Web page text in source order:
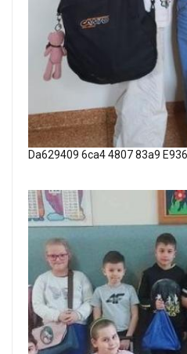
Da629409 6ca4 4807 83a9